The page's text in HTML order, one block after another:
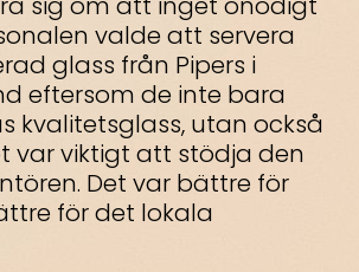
valde att servera
glass från Pipers i
eftersom de inte bara
kvalitetsglass, utan också
var viktigt att stödja den
Det var bättre för
för det lokala